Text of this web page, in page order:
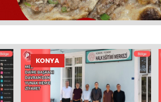
KONYA